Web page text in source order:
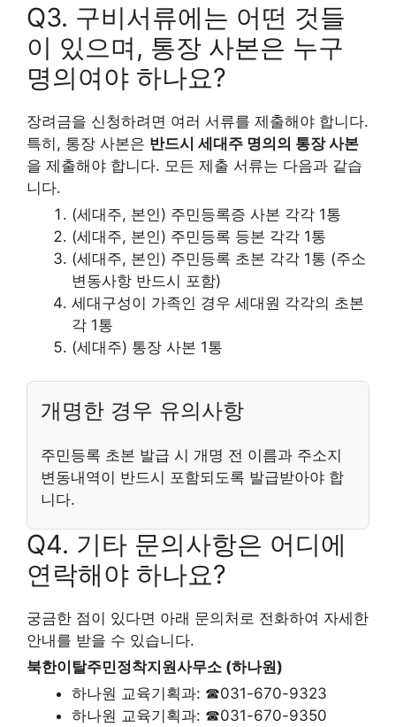
Q3. 구비서류에는 어떤 것들
이 있으며, 통장 사본은 누구
명의여야 하나요?
장려금을 신청하려면 여러 서류를 제출해야 합니다.
특히, 통장 사본은 반드시 세대주 명의의 통장 사본
을 제출해야 합니다. 모든 제출 서류는 다음과 같습
니다.
(세대주, 본인) 주민등록증 사본 각각 1통
(세대주, 본인) 주민등록 등본 각각 1통
(세대주, 본인) 주민등록 초본 각각 1통 (주소
변동사항 반드시 포함)
세대구성이 가족인 경우 세대원 각각의 초본
각 1통
(세대주) 통장 사본 1통
개명한 경우 유의사항
주민등록 초본 발급 시 개명 전 이름과 주소지
변동내역이 반드시 포함되도록 발급받아야 합
니다.
Q4. 기타 문의사항은 어디에
연락해야 하나요?
궁금한 점이 있다면 아래 문의처로 전화하여 자세한
안내를 받을 수 있습니다.
북한이탈주민정착지원사무소 (하나원)
하나원 교육기획과: ☎031-670-9323
하나원 교육기획과: ☎031-670-9350